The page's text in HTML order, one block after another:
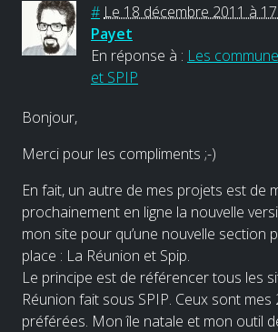
# Le 18 décembre 2011 à
Payet
En réponse à : Les
et SPIP
Bonjour,
Merci pour les compliments ;-)
En fait, un autre de mes projets est de
prochainement en ligne la nouvelle
mon site pour qu’une nouvelle section
place : La Réunion et Spip.
Le principe est de référencer tous les
Réunion fait sous SPIP. Ceux sont
préférées. Mon île natale et mon outil